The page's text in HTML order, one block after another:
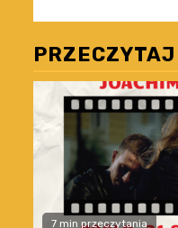
7 min przeczytania